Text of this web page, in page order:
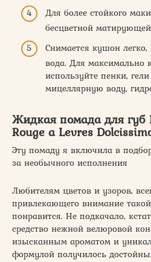
Для более стойкого
бесцветной
Снимается кушон
вода. Для максимально
используйте пенки,
мицеллярную воду,
Жидкая помада для губ
Rouge a Levres
Эту помаду я включила в
за необычного исполнения
Любителям цветов и узоров,
привлекающего внимание
понравится. Не подкачало,
средство нежной велюровой
изысканным ароматом и
формулой получилось